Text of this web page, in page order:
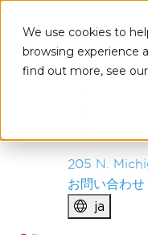
We use cookies to
browsing experience
find out more, see our
IRON
製品
エンター
205 N.
お問い合わせ
ja